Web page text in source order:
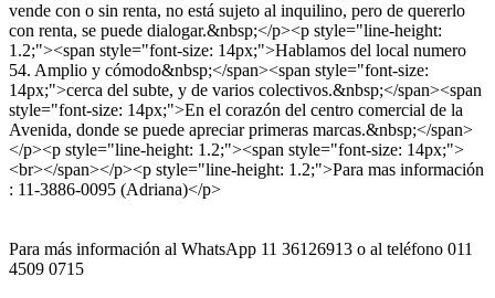
vende con o sin renta, no está sujeto al inquilino, pero de quererlo
con renta, se puede dialogar.&nbsp;</p><p style="line-height:
1.2;"><span style="font-size: 14px;">Hablamos del local numero
54. Amplio y cómodo&nbsp;</span><span style="font-size:
14px;">cerca del subte, y de varios colectivos.&nbsp;</span><span
style="font-size: 14px;">En el corazón del centro comercial de la
Avenida, donde se puede apreciar primeras marcas.&nbsp;</span>
</p><p style="line-height: 1.2;"><span style="font-size: 14px;">
<br></span></p><p style="line-height: 1.2;">Para mas información
: 11-3886-0095 (Adriana)</p>
Para más información al WhatsApp 11 36126913 o al teléfono 011
4509 0715